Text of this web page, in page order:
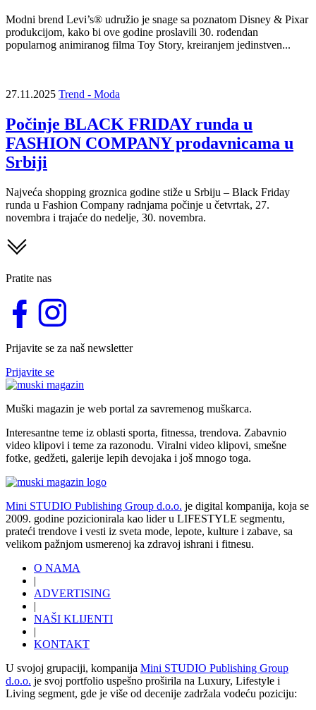
Modni brend Levi’s® udružio je snage sa poznatom Disney & Pixar
produkcijom, kako bi ove godine proslavili 30. rođendan
popularnog animiranog filma Toy Story, kreiranjem jedinstven...
27.11.2025 Trend - Moda
Počinje BLACK FRIDAY runda u
FASHION COMPANY prodavnicama u
Srbiji
Najveća shopping groznica godine stiže u Srbiju – Black Friday
runda u Fashion Company radnjama počinje u četvrtak, 27.
novembra i trajaće do nedelje, 30. novembra.
Pratite nas
Prijavite se za naš newsletter
Prijavite se
Muški magazin je web portal za savremenog muškarca.
Interesantne teme iz oblasti sporta, fitnessa, trendova. Zabavnio
video klipovi i teme za razonodu. Viralni video klipovi, smešne
fotke, gedžeti, galerije lepih devojaka i još mnogo toga.
Mini STUDIO Publishing Group d.o.o. je digital kompanija, koja se
2009. godine pozicionirala kao lider u LIFESTYLE segmentu,
prateći trendove i vesti iz sveta mode, lepote, kulture i zabave, sa
velikom pažnjom usmerenoj ka zdravoj ishrani i fitnesu.
O NAMA
|
ADVERTISING
|
NAŠI KLIJENTI
|
KONTAKT
U svojoj grupaciji, kompanija Mini STUDIO Publishing Group
d.o.o. je svoj portfolio uspešno proširila na Luxury, Lifestyle i
Living segment, gde je više od decenije zadržala vodeću poziciju: